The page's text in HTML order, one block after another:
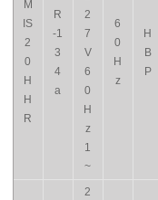
M
IS
2
0
H
H
R
R
-1
3
4
a
2
7
V
6
0
H
z
1
~
6
0
H
z
H
B
P
2